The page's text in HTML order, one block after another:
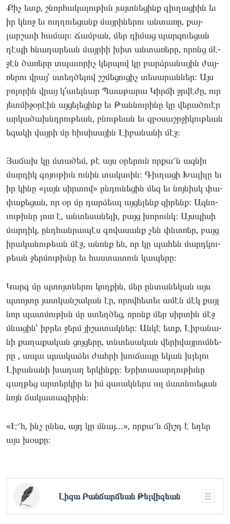
Քիչ ետք, շնոր­հա­կալու­թիւն յայտնե­ցինք գիւ­ղա­ցիին եւ
իր կնոջ եւ ուղղո­ւեցանք մայ­րի­ներու ան­տա­ռը, քայ­
լարշա­ւի հա­մար։ Ճամ­բան, մեր դի­մաց պար­զուեցան
դէ­պի հնա­դարեան մայ­րիի խիտ ան­տա­ռերը, որոնց մէ­
ջէն ծա­ռերը տպա­ւորիչ կեր­պով կը բարձրա­նային ժայ­
ռե­րու վրայ՝ ստեղ­ծե­լով շշմե­ցու­ցիչ տե­սարան­ներ։ Այս
բո­լորին վրայ կ’աւել­նար Պաաթա­րա Կիր­ճի ջրվէ­ժը, ուր
յետ­մի­ջօրէին այ­ցե­լեցինք եւ Թան­նուրի­նը կը վե­րածո­ւէր
ար­կա­ծախնդրու­թեան, բնու­թեան եւ զբօ­սաշրջի­կու­թեան
եզա­կի վայ­րի մը հիւ­սի­սային Լի­բանա­նի մէջ։
Յա­ճախ կը մտա­ծեմ, թէ այս օրե­րուն որ­քա՜ն ազ­նիւ
մար­դիկ գո­յու­թիւն ու­նին տա­կաւին։ Գիւ­ղա­ցի Խա­լիլը եւ
իր կի­նը «լայն սիր­տով» ըն­դունե­ցին մեզ եւ նոյ­նիսկ փա­
փաքե­ցան, որ օր մը դար­ձեալ այ­ցե­լենք զի­րենք։ Ազ­նո­
ւու­թիւնը լուռ է, ան­տե­սանե­լի, բայց խո­րունկ։ Այսպի­սի
մար­դիկ, ընդհան­րա­պէս գո­վասանք չեն փնտռեր, բայց
իրա­կանու­թեան մէջ, անոնք են, որ կը պա­հեն մարդկու­
թեան ջեր­մութիւ­նը եւ հաս­տա­տուն կա­պերը։
Կարգ մը պտոյտնե­րու կող­քին, մեր ըն­տա­նեկան այս
պտոյ­տը յատ­կանշա­կան էր, որով­հե­տեւ ամէն մէկ քայլ
նոր պատ­մութիւն մը ստեղ­ծեց, որոնք մեր սիր­տին մէջ
մնա­ցին՝ իբ­րեւ ջերմ յի­շատակ­ներ։ Ան­կէ ետք, Լի­բանա­
նի քա­ղաքա­կան ցոյ­ցե­րը, տնտե­սական վե­րիվայ­րումնե­
րը , ապա պսա­կաձեւ ժահ­րի խու­ճա­պը եկան խլե­լու
Լի­բանա­նի խա­ղաղ եր­կինքը։ Երի­տասար­դութիւ­նը
գաղ­թեց ար­տերկիր եւ իմ զա­ւակ­ներս ալ մատ­նո­ւեցան
նոյն ճա­կատա­գիրին։
«Է՜հ, ինչ ընես, այդ կը մնայ...», որ­քա՜ն ճիշդ է եղեր
այս խօս­քը։
Լի­­զա Բան­­ճարճեան Թել­վիզեան